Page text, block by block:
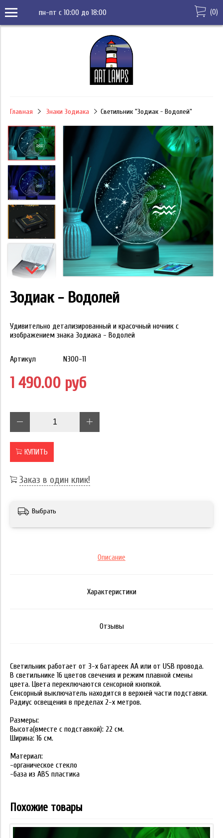
пн-пт с 10:00 до 18:00 (0)
Главная Знаки Зодиака Светильник "Зодиак - Водолей"
Зодиак - Водолей
Удивительно детализированный и красочный ночник с
изображением знака Зодиака - Водолей
Артикул N300-11
1 490.00 руб
КУПИТЬ
Заказ в один клик!
Выбрать
Описание
Характеристики
Отзывы
Светильник работает от 3-х батареек АА или от USB провода.
В светильнике 16 цветов свечения и режим плавной смены
цвета. Цвета переключаются сенсорной кнопкой.
Сенсорный выключатель находится в верхней части подставки.
Радиус освещения в пределах 2-х метров.
Размеры:
Высота(вместе с подставкой): 22 см.
Ширина: 16 см.
Материал:
-органическое стекло
-база из ABS пластика
Похожие товары